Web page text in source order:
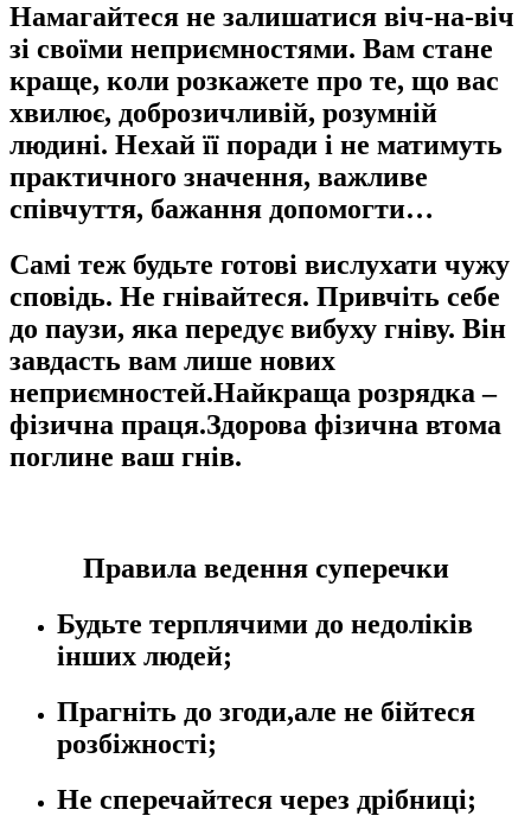
Намагайтеся не залишатися віч-на-віч
зі своїми неприємностями. Вам стане
краще, коли розкажете про те, що вас
хвилює, доброзичливій, розумній
людині. Нехай її поради і не матимуть
практичного значення, важливе
співчуття, бажання допомогти…
Самі теж будьте готові вислухати чужу
сповідь. Не гнівайтеся. Привчіть себе
до паузи, яка передує вибуху гніву. Він
завдасть вам лише нових
неприємностей.Найкраща розрядка –
фізична праця.Здорова фізична втома
поглине ваш гнів.
Правила ведення суперечки
Будьте терплячими до недоліків
інших людей;
Прагніть до згоди,але не бійтеся
розбіжності;
Не сперечайтеся через дрібниці;